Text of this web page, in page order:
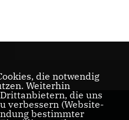
die notwendig
Weiterhin
die uns
verbessern (Website-
bestimmter